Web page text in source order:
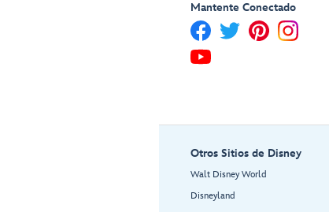
Mantente Conectado
Otros Sitios de Disney
Walt Disney World
Disneyland